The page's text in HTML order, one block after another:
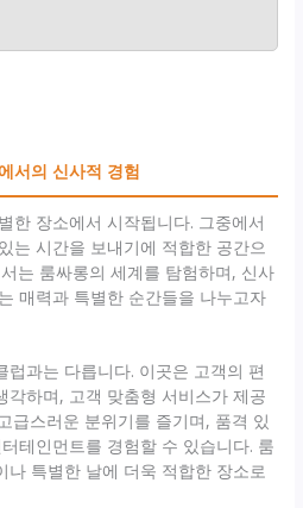
서의 신사적 경험
한 장소에서 시작됩니다. 그중에서
는 시간을 보내기에 적합한 공간으
는 룸싸롱의 세계를 탐험하며, 신사
매력과 특별한 순간들을 나누고자
과는 다릅니다. 이곳은 고객의 편
각하며, 고객 맞춤형 서비스가 제공
급스러운 분위기를 즐기며, 품격 있
테인먼트를 경험할 수 있습니다. 룸
특별한 날에 더욱 적합한 장소로